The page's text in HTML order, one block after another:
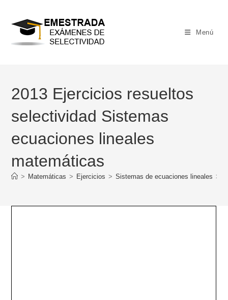
contenido
Menú
2013 Ejercicios resueltos
selectividad Sistemas
ecuaciones lineales
matemáticas
> Matemáticas > Ejercicios > Sistemas de ecuaciones lineales >